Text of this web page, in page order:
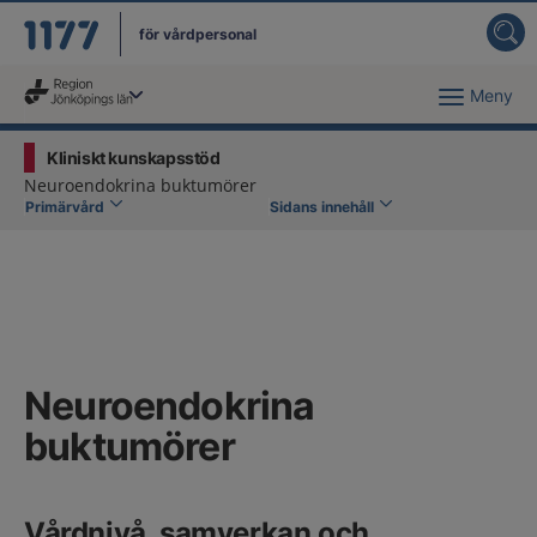
för vårdpersonal
Du har valt region Meny
Kliniskt kunskapsstöd
Neuroendokrina buktumörer
Primärvård Sidans innehåll
Neuroendokrina
buktumörer